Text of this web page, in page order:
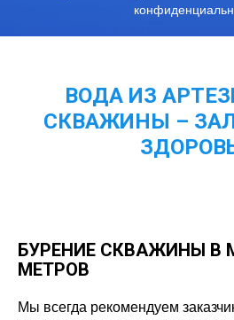
ВОДА ИЗ
СКВАЖИНЫ –
БУРЕНИЕ СКВАЖИНЫ В
МЕТРОВ
Мы всегда рекомендуем